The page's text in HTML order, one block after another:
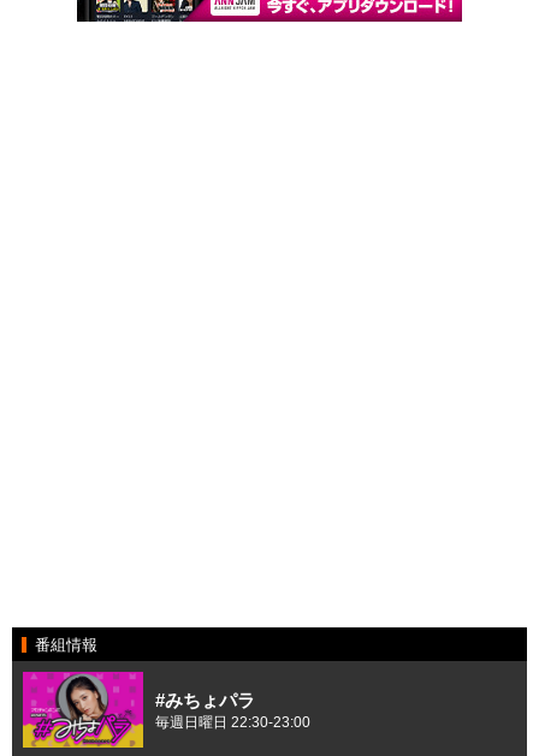
番組情報
#みちょパラ
毎週日曜日 22:30-23:00